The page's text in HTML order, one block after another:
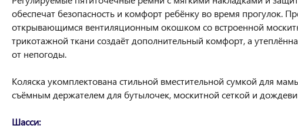
обеспечат безопасность и комфорт ребёнку во время прогулок.
открывающимся вентиляционным окошком со встроенной
трикотажной ткани создаёт дополнительный комфорт, а
от непогоды.
Коляска укомплектована стильной вместительной сумкой для
съёмным держателем для бутылочек, москитной сеткой и
Шасси: